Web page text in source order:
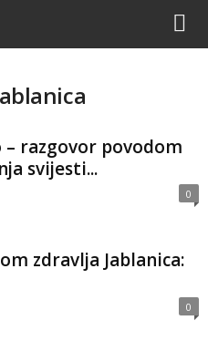
razgovor povodom
svijesti...
0
zdravlja Jablanica:
0